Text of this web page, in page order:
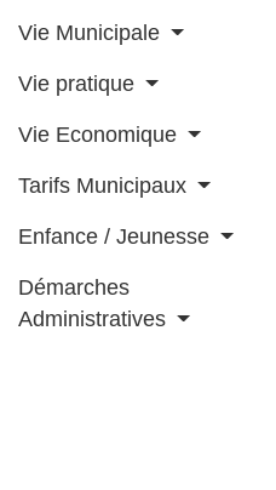
Vie Municipale
Vie pratique
Vie Economique
Tarifs Municipaux
Enfance / Jeunesse
Démarches
Administratives